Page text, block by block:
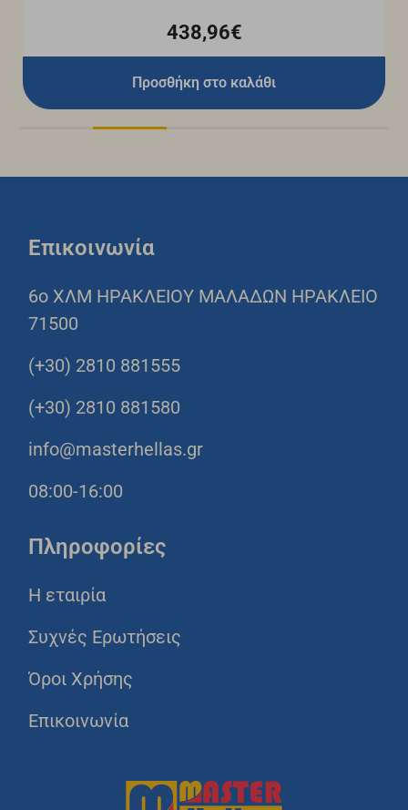
438,96€
Προσθήκη στο καλάθι
Επικοινωνία
6o ΧΛΜ ΗΡΑΚΛΕΙΟΥ ΜΑΛΑΔΩΝ ΗΡΑΚΛΕΙΟ
71500
(+30) 2810 881555
(+30) 2810 881580
info@masterhellas.gr
08:00-16:00
Πληροφορίες
Η εταιρία
Συχνές Ερωτήσεις
Όροι Χρήσης
Επικοινωνία